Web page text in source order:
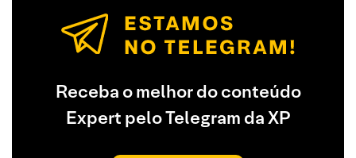
Receba o melhor do conteúdo
Expert pelo Telegram da XP